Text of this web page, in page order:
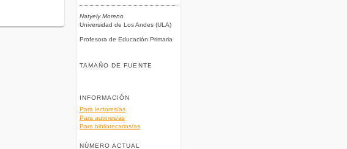
Natyely Moreno
Universidad de Los Andes (ULA)
Profesora de Educación Primaria
TAMAÑO DE FUENTE
INFORMACIÓN
Para lectores/as
Para autores/as
Para bibliotecarios/as
NÚMERO ACTUAL